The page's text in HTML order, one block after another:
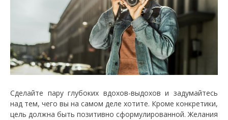
Сделайте пару глубоких вдохов-выдохов и задумайтесь
над тем, чего вы на самом деле хотите. Кроме конкретики,
цель должна быть позитивно сформулированной. Желания